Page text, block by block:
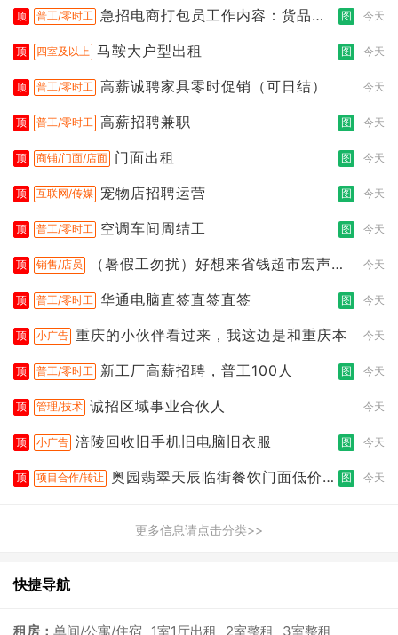
顶 普工/零时工 急招电商打包员工作内容：货品分
图 今天
顶 四室及以上 马鞍大户型出租 图 今天
顶 普工/零时工 高薪诚聘家具零时促销（可日结） 今天
顶 普工/零时工 高薪招聘兼职 图 今天
顶 商铺/门面/店面 门面出租 图 今天
顶 互联网/传媒 宠物店招聘运营 图 今天
顶 普工/零时工 空调车间周结工 图 今天
顶 销售/店员
（暑假工勿扰）好想来省钱超市宏声桥
今天
顶 普工/零时工 华通电脑直签直签直签 图 今天
顶 小广告 重庆的小伙伴看过来，我这边是和重庆本 今天
顶 普工/零时工 新工厂高薪招聘，普工100人 图 今天
顶 管理/技术 诚招区域事业合伙人 今天
顶 小广告 涪陵回收旧手机旧电脑旧衣服 图 今天
顶 项目合作/转让 奥园翡翠天辰临街餐饮门面低价转
图 今天
更多信息请点击分类>>
快捷导航
租房： 单间/公寓/住宿 1室1厅出租 2室整租 3室整租